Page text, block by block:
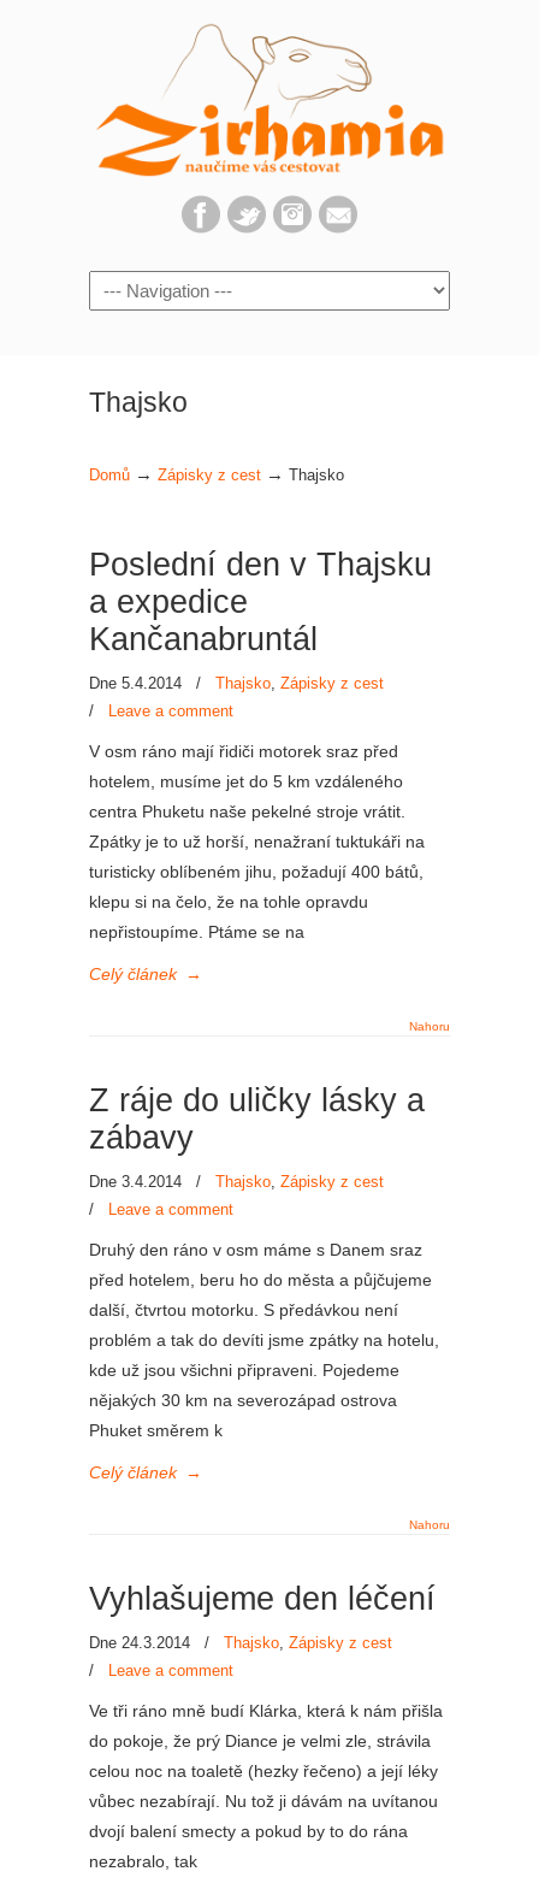
Navigation
Thajsko
Domů → Zápisky z cest → Thajsko
Poslední den v Thajsku
a expedice
Kančanabruntál
Dne 5.4.2014 / Thajsko, Zápisky z cest
/
Leave a comment
V osm ráno mají řidiči motorek sraz před
hotelem, musíme jet do 5 km vzdáleného
centra Phuketu naše pekelné stroje vrátit.
Zpátky je to už horší, nenažraní tuktukáři na
turisticky oblíbeném jihu, požadují 400 bátů,
klepu si na čelo, že na tohle opravdu
nepřistoupíme. Ptáme se na
Celý článek →
Nahoru
Z ráje do uličky lásky a
zábavy
Dne 3.4.2014 / Thajsko, Zápisky z cest
/
Leave a comment
Druhý den ráno v osm máme s Danem sraz
před hotelem, beru ho do města a půjčujeme
další, čtvrtou motorku. S předávkou není
problém a tak do devíti jsme zpátky na hotelu,
kde už jsou všichni připraveni. Pojedeme
nějakých 30 km na severozápad ostrova
Phuket směrem k
Celý článek →
Nahoru
Vyhlašujeme den léčení
Dne 24.3.2014 / Thajsko, Zápisky z cest
/
Leave a comment
Ve tři ráno mně budí Klárka, která k nám přišla
do pokoje, že prý Diance je velmi zle, strávila
celou noc na toaletě (hezky řečeno) a její léky
vůbec nezabírají. Nu tož ji dávám na uvítanou
dvojí balení smecty a pokud by to do rána
nezabralo, tak